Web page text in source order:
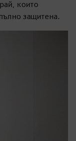
които
защитена.